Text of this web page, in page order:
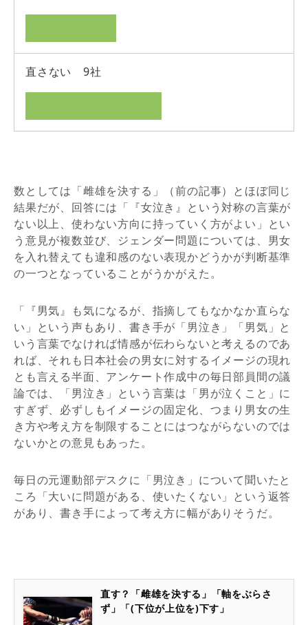
直さない 9社
数としては「雌雄を決する」（前の記事）とほぼ同じ
結果だが、回答には「『女泣き』という対称の言葉が
ない以上、使わない方向に持っていく方がよい」とい
う意見が複数並び、ジェンダー問題については、男女
を入れ替えても違和感のない表現かどうかが判断基準
の一つとなっていることがうかがえた。
「『男気』も気になるが、指摘してもなかなか直らな
い」という声もあり、書き手が「男泣き」「男気」と
いう言葉でなければ情感が伝わらないと考えるのであ
れば、それも日本社会の男女に対するイメージの現れ
とも言える半面、アンケート作成中の毎日部員間の議
論では、「男泣き」という言葉は「男が泣くこと」に
すぎず、必ずしもイメージの固定化、つまり男女の生
き方や考え方を制限することにはつながらないのでは
ないかとの意見もあった。
毎日の元運動部デスクに「男泣き」について聞いたと
ころ「大いに問題がある、使いたくない」という返答
があり、書き手によって考え方に幅がありそうだ。
直す？「雌雄を決する」「軸をぶらさ
ず」「(下位が上位を)下す」